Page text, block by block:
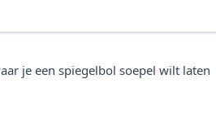
je een spiegelbol soepel wilt laten